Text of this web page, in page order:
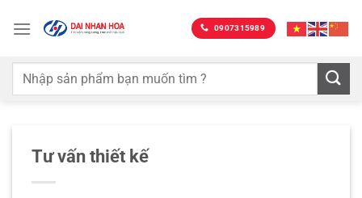
qua
dung
0907315989
Tư vấn thiết kế